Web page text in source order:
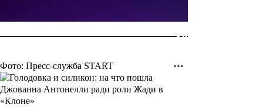
Фото: Пресс-служба START